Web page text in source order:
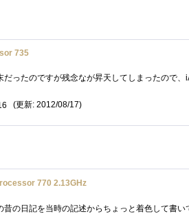
735
(更新: 2012/08/17)
770 2.13GHz